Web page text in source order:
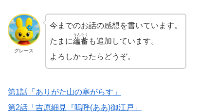
グレース
今までのお話の感想を書いています。
たまに蘊蓄
うんちく
も追加しています。
よろしかったらどうぞ。
第1話「ありがた山の寒がらす」
第2話「吉原細見『嗚呼(ああ)御江戸」